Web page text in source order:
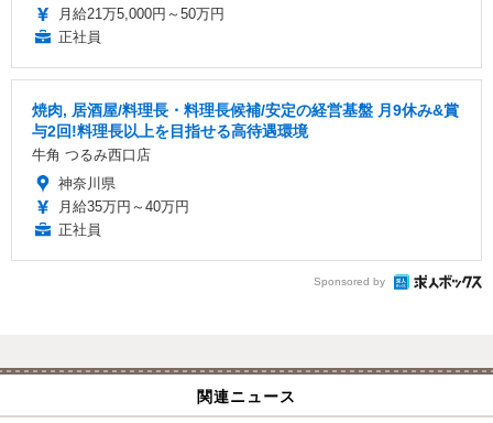
月給21万5,000円～50万円
正社員
焼肉, 居酒屋/料理長・料理長候補/安定の経営基盤 月9休み&賞
与2回!料理長以上を目指せる高待遇環境
牛角 つるみ西口店
神奈川県
月給35万円～40万円
正社員
Sponsored by
関連ニュース